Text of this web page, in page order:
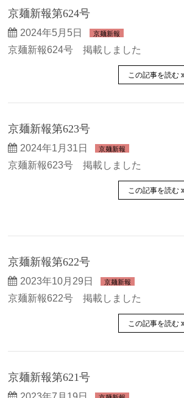
京麺新報第624号
2024年5月5日 京麺新報
京麺新報624号 掲載しました
この記事を読む
京麺新報第623号
2024年1月31日 京麺新報
京麺新報623号 掲載しました
この記事を読む
京麺新報第622号
2023年10月29日 京麺新報
京麺新報622号 掲載しました
この記事を読む
京麺新報第621号